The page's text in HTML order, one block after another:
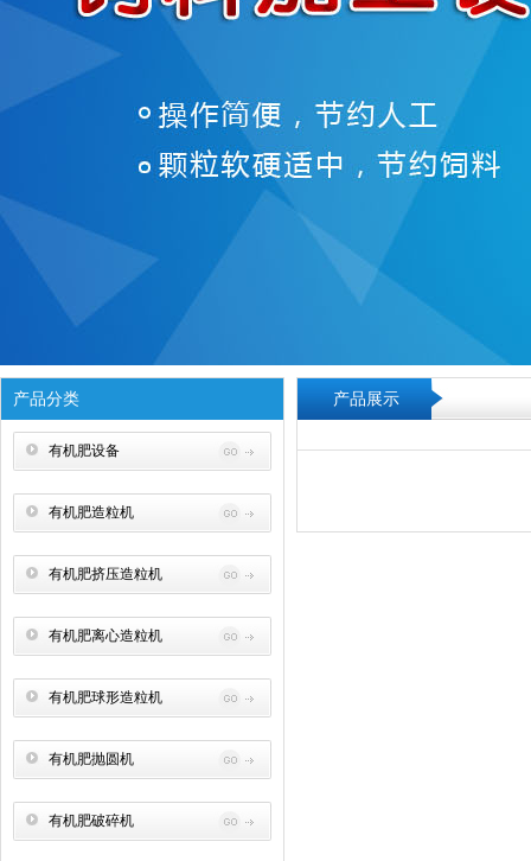
产品分类
有机肥设备
有机肥造粒机
有机肥挤压造粒机
有机肥离心造粒机
有机肥球形造粒机
有机肥抛圆机
有机肥破碎机
产品展示